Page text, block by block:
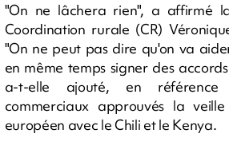
"On ne lâchera rien", a affirmé
Coordination rurale (CR)
"On ne peut pas dire qu'on va
en même temps signer des
a-t-elle ajouté, en
commerciaux approuvés la
européen avec le Chili et le Kenya.